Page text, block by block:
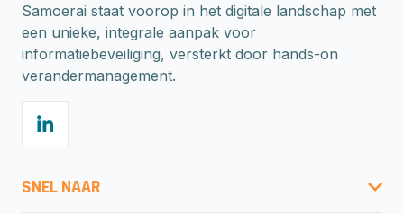
Samoerai staat voorop in het digitale landschap met
een unieke, integrale aanpak voor
informatiebeveiliging, versterkt door hands-on
verandermanagement.
SNEL NAAR
Gratis risicoberekening